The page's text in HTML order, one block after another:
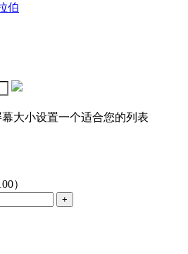
伯
大小设置一个适合您的列表
）